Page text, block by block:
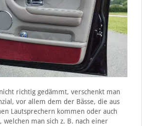
richtig gedämmt, verschenkt man
vor allem dem der Bässe, die aus
Lautsprechern kommen oder auch
welchen man sich z. B. nach einer